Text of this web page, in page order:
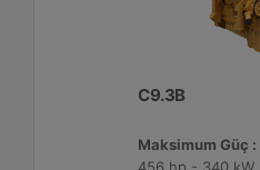
C9.3B
Maksimum Güç :